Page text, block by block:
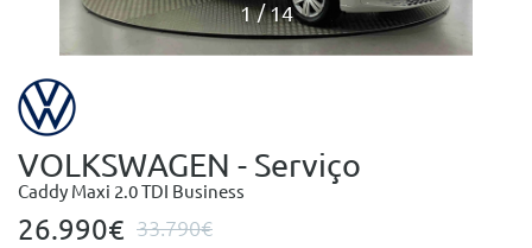
1 14
VOLKSWAGEN - Serviço
Caddy Maxi 2.0 TDI Business
26.990€ 33.790€